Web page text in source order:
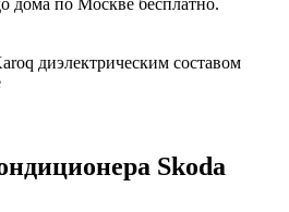
диэлектрическим составом
Skoda